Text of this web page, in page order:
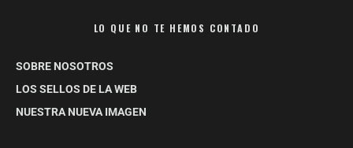
LO QUE NO TE HEMOS CONTADO
SOBRE NOSOTROS
LOS SELLOS DE LA WEB
NUESTRA NUEVA IMAGEN